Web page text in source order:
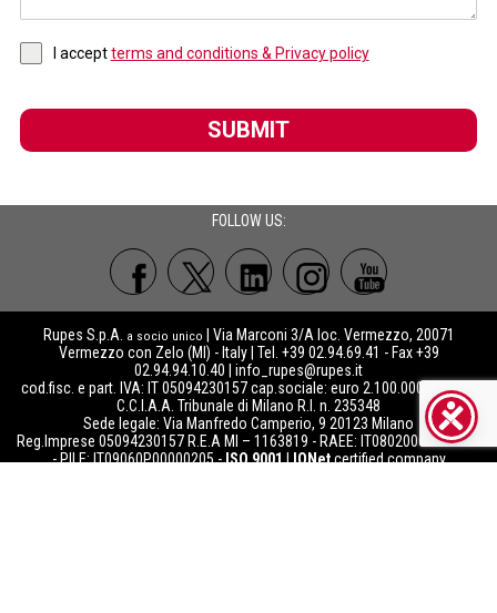
I acceptterms and conditions & Privacy policy
SUBMIT
FOLLOW US:
Rupes S.p.A. a socio unico
| Via Marconi 3/A loc. Vermezzo, 20071
Vermezzo con Zelo (MI) - Italy | Tel. +39 02.94.69.41 - Fax +39
02.94.94.10.40 | info_rupes@rupes.it
cod.fisc. e part. IVA: IT 05094230157 cap.sociale: euro 2.100.000 int.vers.
C.C.I.A.A. Tribunale di Milano R.I. n. 235348
Sede legale: Via Manfredo Camperio, 9 20123 Milano
Reg.Imprese 05094230157 R.E.A MI – 1163819 - RAEE: IT08020000000741
- PILE: IT09060P00000205 -ISO 9001|IQNetcertified company